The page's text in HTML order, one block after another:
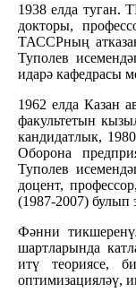
1938 елда туган.
докторы,
ТАССРның
Туполев
идарә кафедрасы
1962 елда Казан
факультетын
кандидатлык,
Оборона
Туполев
доцент,
(1987-2007) булып
Фәнни
шартларында
итү теориясе,
оптимизацияләү,